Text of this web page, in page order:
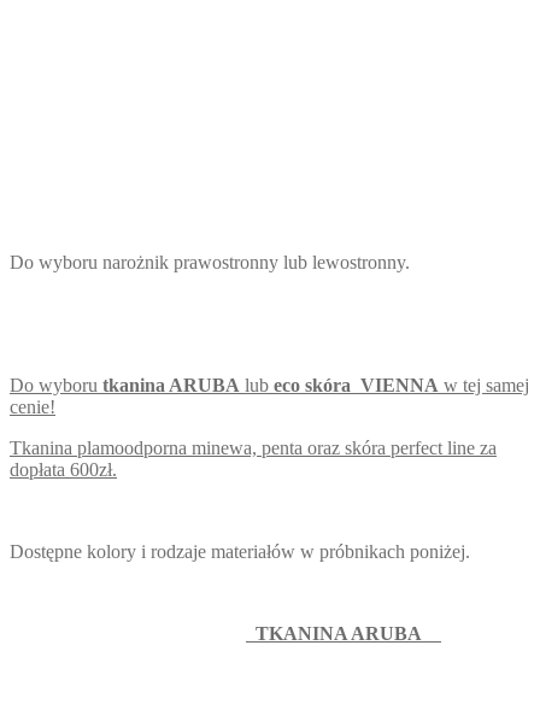
Do wyboru narożnik prawostronny lub lewostronny.
Do wyboru tkanina ARUBA lub eco skóra VIENNA w tej samej
cenie!
Tkanina plamoodporna minewa, penta oraz skóra perfect line za
dopłata 600zł.
Dostępne kolory i rodzaje materiałów w próbnikach poniżej.
TKANINA ARUBA